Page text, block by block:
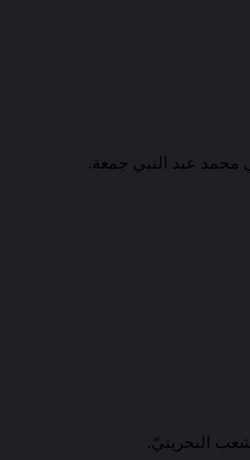
محمد عبد النبي جمعة.
البحرينيّ.